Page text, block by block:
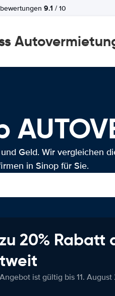
9.1 / 10
Geld. Wir vergleichen
in Sinop für Sie.
20%
ist gültig bis 11.